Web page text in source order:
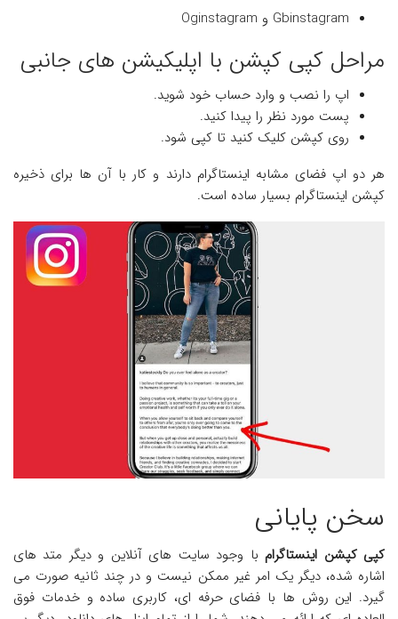
Gbinstagram و Oginstagram
مراحل کپی کپشن با اپلیکیشن ‌های جانبی
اپ را نصب و وارد حساب خود شوید.
پست مورد نظر را پیدا کنید.
روی کپشن کلیک کنید تا کپی شود.
هر دو اپ فضای مشابه اینستاگرام دارند و کار با آن‌ ها برای ذخیره
کپشن اینستاگرام بسیار ساده است.
سخن پایانی
کپی کپشن اینستاگرام با وجود سایت های آنلاین و دیگر متد های
اشاره شده، دیگر یک امر غیر ممکن نیست و در چند ثانیه صورت می
گیرد. این روش ها با فضای حرفه ای، کاربری ساده و خدمات فوق